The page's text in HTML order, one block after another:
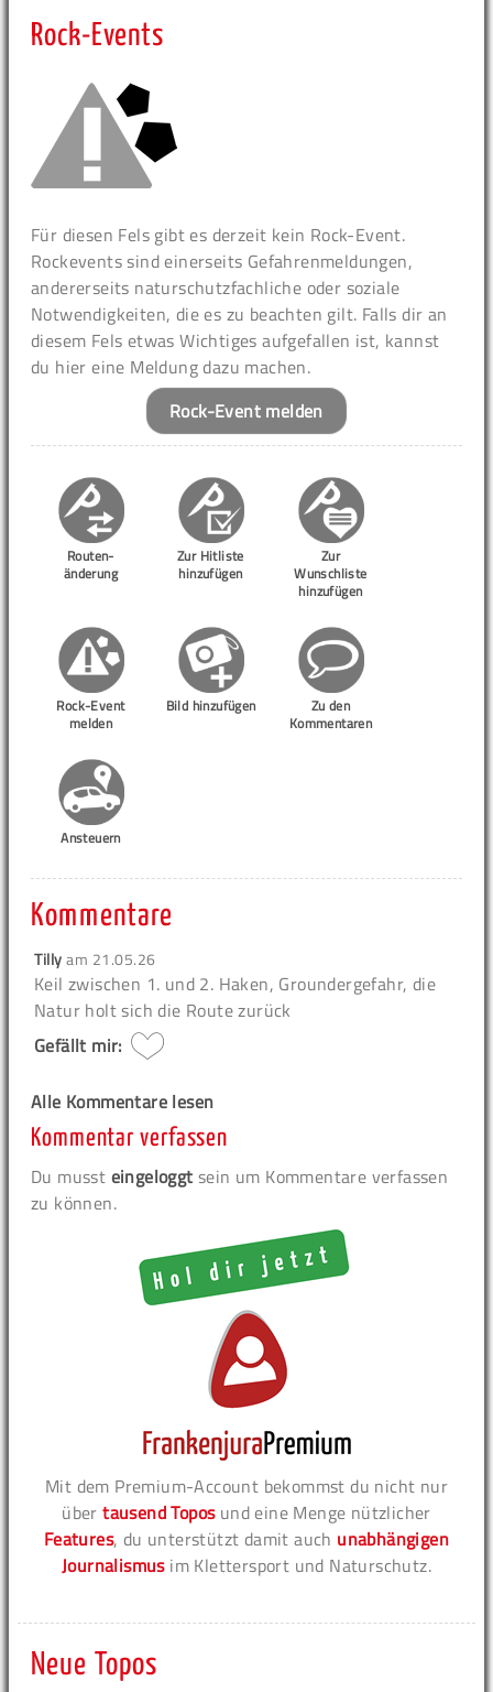
Rock-Events
Für diesen Fels gibt es derzeit kein Rock-Event.
Rockevents sind einerseits Gefahrenmeldungen,
andererseits naturschutzfachliche oder soziale
Notwendigkeiten, die es zu beachten gilt. Falls dir an
diesem Fels etwas Wichtiges aufgefallen ist, kannst
du hier eine Meldung dazu machen.
Rock-Event melden
Routen-
änderung
Zur Hitliste
hinzufügen
Zur
Wunschliste
hinzufügen
Rock-Event
melden
Bild hinzufügen
Zu den
Kommentaren
Ansteuern
Kommentare
Tillyam 21.05.26
Keil zwischen 1. und 2. Haken, Groundergefahr, die
Natur holt sich die Route zurück
Gefällt mir:
Alle Kommentare lesen
Kommentar verfassen
Du musst eingeloggt sein um Kommentare verfassen
zu können.
Mit dem Premium-Account bekommst du nicht nur
übertausend Toposund eine Menge nützlicher
Features, du unterstützt damit auch unabhängigen
Journalismusim Klettersport und Naturschutz.
Neue Topos